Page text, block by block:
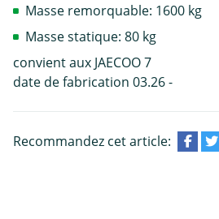
Masse remorquable: 1600 kg
Masse statique: 80 kg
convient aux JAECOO 7
date de fabrication 03.26 -
Recommandez cet article: